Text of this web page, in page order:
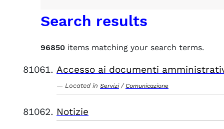
Search results
96850 items matching your search terms.
Accesso ai documenti
Located in Servizi / Comunicazione
Notizie